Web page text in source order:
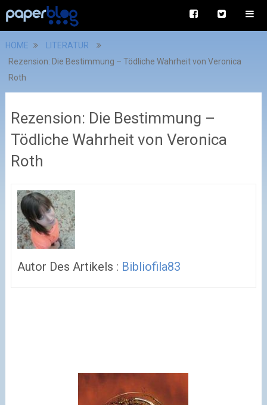
HOME
LITERATUR
Rezension: Die Bestimmung – Tödliche Wahrheit von Veronica
Roth
Rezension: Die Bestimmung –
Tödliche Wahrheit von Veronica
Roth
Autor Des Artikels : Bibliofila83